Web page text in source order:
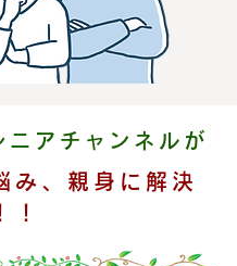
ニアチャンネルが
み、親身に解決
！